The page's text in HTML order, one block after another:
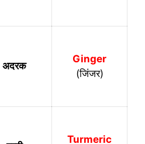
अदरक
Ginger
(जिंजर)
Turmeric